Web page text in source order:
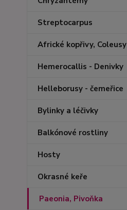
Streptocarpus
Africké kopřivy, Coleusy
Hemerocallis - Denivky
Helleborusy - čemeřice
Bylinky a léčivky
Balkónové rostliny
Hosty
Okrasné keře
Paeonia, Pivoňka